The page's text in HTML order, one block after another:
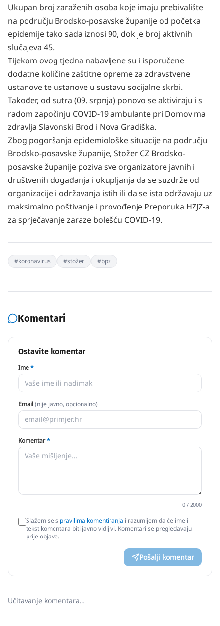
Ukupan broj zaraženih osoba koje imaju prebivalište
na području Brodsko-posavske županije od početka
epidemije tako sada iznosi 90, dok je broj aktivnih
slučajeva 45.
Tijekom ovog tjedna nabavljene su i isporučene
dodatne količine zaštitne opreme za zdravstvene
ustanove te ustanove u sustavu socijalne skrbi.
Također, od sutra (09. srpnja) ponovo se aktiviraju i s
radom započinju COVID-19 ambulante pri Domovima
zdravlja Slavonski Brod i Nova Gradiška.
Zbog pogoršanja epidemiološke situacije na području
Brodsko-posavske županije, Stožer CZ Brodsko-
posavske županije poziva sve organizatore javnih i
društvenih događanja i okupljanja da se suzdrže od
organizacije i održavanja istih ili da se ista održavaju uz
maksimalno poštivanje i provođenje Preporuka HZJZ-a
za sprječavanje zaraze bolešću COVID-19.
#koronavirus #stožer #bpz
Komentari
Ostavite komentar
Ime*
Email(nije javno, opcionalno)
Komentar*
0 / 2000
Slažem se s pravilima komentiranja i razumijem da će ime i
tekst komentara biti javno vidljivi. Komentari se pregledavaju
prije objave.
Pošalji komentar
Učitavanje komentara…